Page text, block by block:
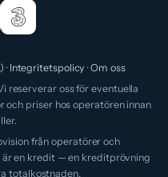
Integritetspolicy Om oss
reserverar oss för eventuella
priser hos operatören innan
från operatörer och
en kredit — en kreditprövning
totalkostnaden.